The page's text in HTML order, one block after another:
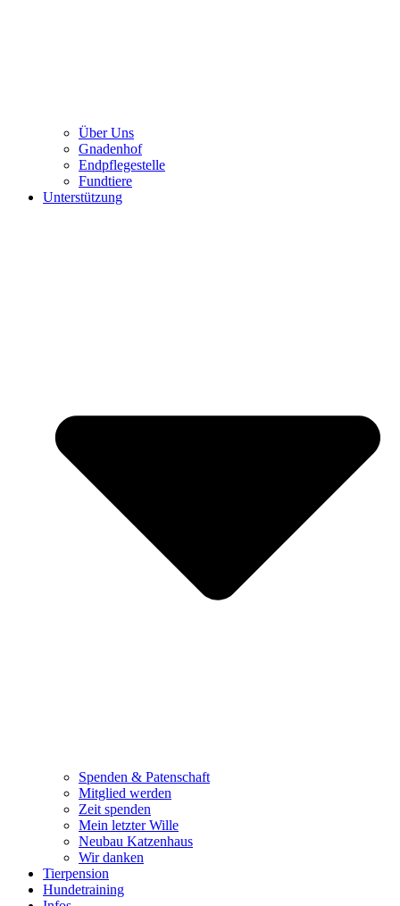
Über Uns
Gnadenhof
Endpflegestelle
Fundtiere
Unterstützung
Spenden & Patenschaft
Mitglied werden
Zeit spenden
Mein letzter Wille
Neubau Katzenhaus
Wir danken
Tierpension
Hundetraining